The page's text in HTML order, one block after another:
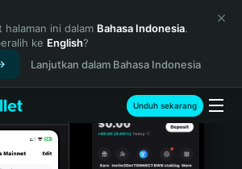
halaman ini dalam Bahasa Indonesia.
ke English?
Lanjutkan dalam Bahasa Indonesia
Unduh sekarang